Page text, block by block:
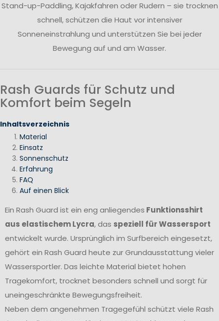
Stand-up-Paddling, Kajakfahren oder Rudern – sie trocknen
schnell, schützen die Haut vor intensiver
Sonneneinstrahlung und unterstützen Sie bei jeder
Bewegung auf und am Wasser.
Rash Guards für Schutz und
Komfort beim Segeln
Inhaltsverzeichnis
Material
Einsatz
Sonnenschutz
Erfahrung
FAQ
Auf einen Blick
Ein Rash Guard ist ein eng anliegendes Funktionsshirt
aus elastischem Lycra, das speziell für Wassersport
entwickelt wurde. Ursprünglich im Surfbereich eingesetzt,
gehört ein Rash Guard heute zur Grundausstattung vieler
Wassersportler. Das leichte Material bietet hohen
Tragekomfort, trocknet besonders schnell und sorgt für
uneingeschränkte Bewegungsfreiheit.
Neben dem angenehmen Tragegefühl schützt viele Rash